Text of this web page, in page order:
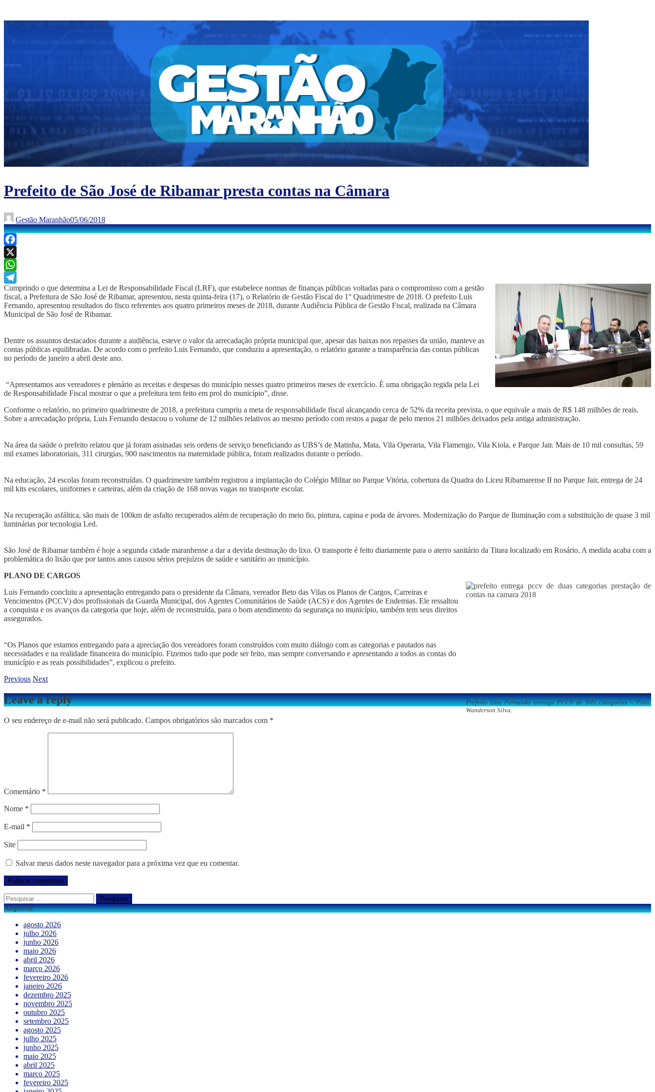
Prefeito de São José de Ribamar presta contas na Câmara
Gestão Maranhão05/06/2018
Facebook
X
WhatsApp
Telegram
Cumprindo o que determina a Lei de Responsabilidade Fiscal (LRF), que estabelece normas de finanças públicas voltadas para o compromisso com a gestão
fiscal, a Prefeitura de São José de Ribamar, apresentou, nesta quinta-feira (17), o Relatório de Gestão Fiscal do 1° Quadrimestre de 2018. O prefeito Luis
Fernando, apresentou resultados do fisco referentes aos quatro primeiros meses de 2018, durante Audiência Pública de Gestão Fiscal, realizada na Câmara
Municipal de São José de Ribamar.
Dentre os assuntos destacados durante a audiência, esteve o valor da arrecadação própria municipal que, apesar das baixas nos repasses da união, manteve as
contas públicas equilibradas. De acordo com o prefeito Luis Fernando, que conduziu a apresentação, o relatório garante a transparência das contas públicas
no período de janeiro a abril deste ano.
“Apresentamos aos vereadores e plenário as receitas e despesas do município nesses quatro primeiros meses de exercício. É uma obrigação regida pela Lei
de Responsabilidade Fiscal mostrar o que a prefeitura tem feito em prol do município”, disse.
Conforme o relatório, no primeiro quadrimestre de 2018, a prefeitura cumpriu a meta de responsabilidade fiscal alcançando cerca de 52% da receita prevista, o que equivale a mais de R$ 148 milhões de reais.
Sobre a arrecadação própria, Luis Fernando destacou o volume de 12 milhões relativos ao mesmo período com restos a pagar de pelo menos 21 milhões deixados pela antiga administração.
Na área da saúde o prefeito relatou que já foram assinadas seis ordens de serviço beneficiando as UBS’s de Matinha, Mata, Vila Operaria, Vila Flamengo, Vila Kiola, e Parque Jair. Mais de 10 mil consultas, 59
mil exames laboratoriais, 311 cirurgias, 900 nascimentos na maternidade pública, foram realizados durante o período.
Na educação, 24 escolas foram reconstruídas. O quadrimestre também registrou a implantação do Colégio Militar no Parque Vitória, cobertura da Quadra do Liceu Ribamarense II no Parque Jair, entrega de 24
mil kits escolares, uniformes e carteiras, além da criação de 168 novas vagas no transporte escolar.
Na recuperação asfáltica, são mais de 100km de asfalto recuperados além de recuperação do meio fio, pintura, capina e poda de árvores. Modernização do Parque de Iluminação com a substituição de quase 3 mil
luminárias por tecnologia Led.
São José de Ribamar também é hoje a segunda cidade maranhense a dar a devida destinação do lixo. O transporte é feito diariamente para o aterro sanitário da Titara localizado em Rosário. A medida acaba com a
problemática do lixão que por tantos anos causou sérios prejuízos de saúde e sanitário ao município.
PLANO DE CARGOS
Prefeito Luis Fernando entrega PCCV de Três categorias – Foto:
Wanderson Silva.
Luis Fernando concluiu a apresentação entregando para o presidente da Câmara, vereador Beto das Vilas os Planos de Cargos, Carreiras e
Vencimentos (PCCV) dos profissionais da Guarda Municipal, dos Agentes Comunitários de Saúde (ACS) e dos Agentes de Endemias. Ele ressaltou
a conquista e os avanços da categoria que hoje, além de reconstruída, para o bom atendimento da segurança no município, também tem seus direitos
assegurados.
“Os Planos que estamos entregando para a apreciação dos vereadores foram construídos com muito diálogo com as categorias e pautados nas
necessidades e na realidade financeira do município. Fizemos tudo que pode ser feito, mas sempre conversando e apresentando a todos as contas do
município e as reais possibilidades”, explicou o prefeito.
Previous Next
Leave a reply
O seu endereço de e-mail não será publicado. Campos obrigatórios são marcados com *
Comentário *
Nome *
E-mail *
Site
Salvar meus dados neste navegador para a próxima vez que eu comentar.
Pesquisar
por:
Arquivos
agosto 2026
julho 2026
junho 2026
maio 2026
abril 2026
março 2026
fevereiro 2026
janeiro 2026
dezembro 2025
novembro 2025
outubro 2025
setembro 2025
agosto 2025
julho 2025
junho 2025
maio 2025
abril 2025
março 2025
fevereiro 2025